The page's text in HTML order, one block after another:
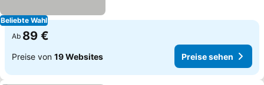
Beliebte Wahl
Ab 89 €
Preise von 19 Websites Preise sehen